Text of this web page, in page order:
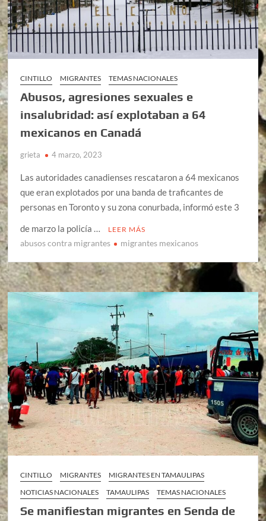
CINTILLO MIGRANTES TEMAS NACIONALES
Abusos, agresiones sexuales e
insalubridad: así explotaban a 64
mexicanos en Canadá
grieta 4 marzo, 2023
Las autoridades canadienses rescataron a 64 mexicanos
que eran explotados por una banda de traficantes de
personas en Toronto y su zona conurbada, informó este 3
de marzo la policía …
LEER MÁS
abusos contra migrantes migrantes mexicanos
CINTILLO MIGRANTES
MIGRANTES EN TAMAULIPAS
NOTICIAS NACIONALES
TAMAULIPAS TEMAS NACIONALES
Se manifiestan migrantes en Senda de